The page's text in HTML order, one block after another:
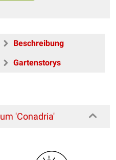
Beschreibung
Gartenstorys
'Conadria'